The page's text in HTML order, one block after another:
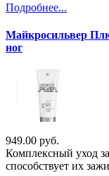
Подробнее...
Майкросильвер
ног
949.00 руб.
Комплексный уход
способствует их